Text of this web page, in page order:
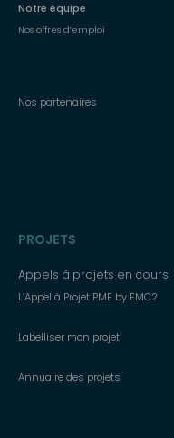
Notre équipe
Nos offres d’emploi
Nos partenaires
PROJETS
Appels à projets en cours
L’Appel à Projet PME by EMC2
Labelliser mon projet
Annuaire des projets